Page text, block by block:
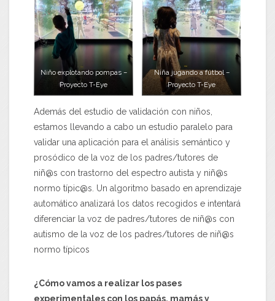
Niño explotando pompas –
Proyecto T-Eye
Niña jugando a fútbol –
Proyecto T-Eye
Además del estudio de validación con niños,
estamos llevando a cabo un estudio paralelo para
validar una aplicación para el análisis semántico y
prosódico de la voz de los padres/tutores de
niñ@s con trastorno del espectro autista y niñ@s
normo típic@s. Un algoritmo basado en aprendizaje
automático analizará los datos recogidos e intentará
diferenciar la voz de padres/tutores de niñ@s con
autismo de la voz de los padres/tutores de niñ@s
normo típicos
¿Cómo vamos a realizar los pases
experimentales con los papás, mamás y